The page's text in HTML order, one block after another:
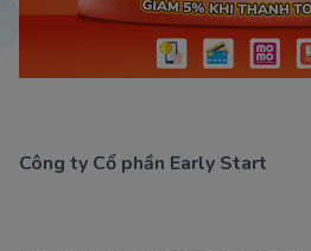
Công ty Cổ phần Early Start